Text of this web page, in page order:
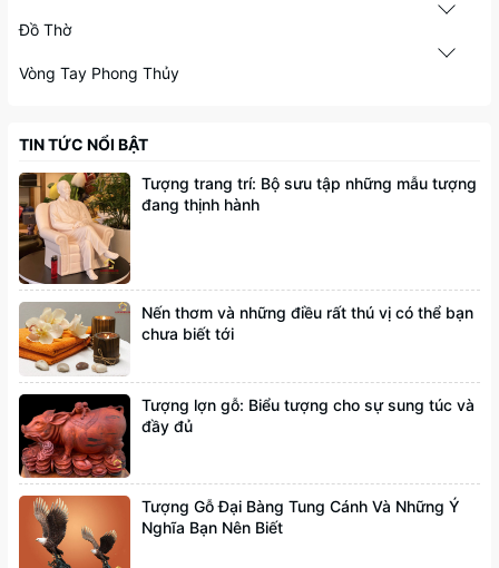
Đồ Thờ
Vòng Tay Phong Thủy
TIN TỨC NỔI BẬT
Tượng trang trí: Bộ sưu tập những mẫu tượng
đang thịnh hành
Nến thơm và những điều rất thú vị có thể bạn
chưa biết tới
Tượng lợn gỗ: Biểu tượng cho sự sung túc và
đầy đủ
Tượng Gỗ Đại Bàng Tung Cánh Và Những Ý
Nghĩa Bạn Nên Biết